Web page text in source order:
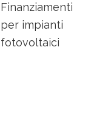
Finanziamenti
per impianti
fotovoltaici